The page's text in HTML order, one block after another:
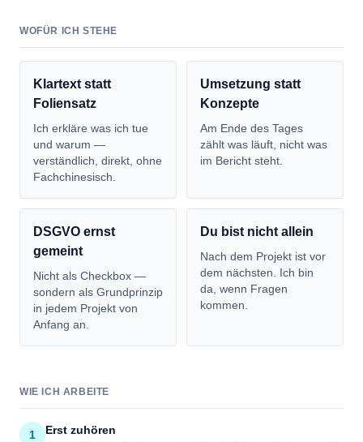
WOFÜR ICH STEHE
Klartext statt
Foliensatz
Ich erkläre was ich tue
und warum —
verständlich, direkt, ohne
Fachchinesisch.
Umsetzung statt
Konzepte
Am Ende des Tages
zählt was läuft, nicht was
im Bericht steht.
DSGVO ernst
gemeint
Nicht als Checkbox —
sondern als Grundprinzip
in jedem Projekt von
Anfang an.
Du bist nicht allein
Nach dem Projekt ist vor
dem nächsten. Ich bin
da, wenn Fragen
kommen.
WIE ICH ARBEITE
1
Erst zuhören